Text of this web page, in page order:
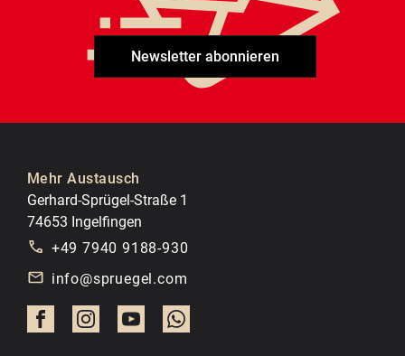
Newsletter abonnieren
Mehr Austausch
Gerhard-Sprügel-Straße 1
74653 Ingelfingen
+49 7940 9188-930
info@spruegel.com